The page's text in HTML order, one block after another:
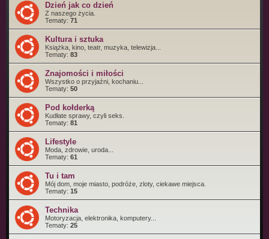
Dzień jak co dzień
Z naszego życia.
Tematy: 71
Kultura i sztuka
Książka, kino, teatr, muzyka, telewizja...
Tematy: 83
Znajomości i miłości
Wszystko o przyjaźni, kochaniu...
Tematy: 50
Pod kołderką
Kudłate sprawy, czyli seks.
Tematy: 81
Lifestyle
Moda, zdrowie, uroda...
Tematy: 61
Tu i tam
Mój dom, moje miasto, podróże, zloty, ciekawe miejsca.
Tematy: 15
Technika
Motoryzacja, elektronika, komputery...
Tematy: 25